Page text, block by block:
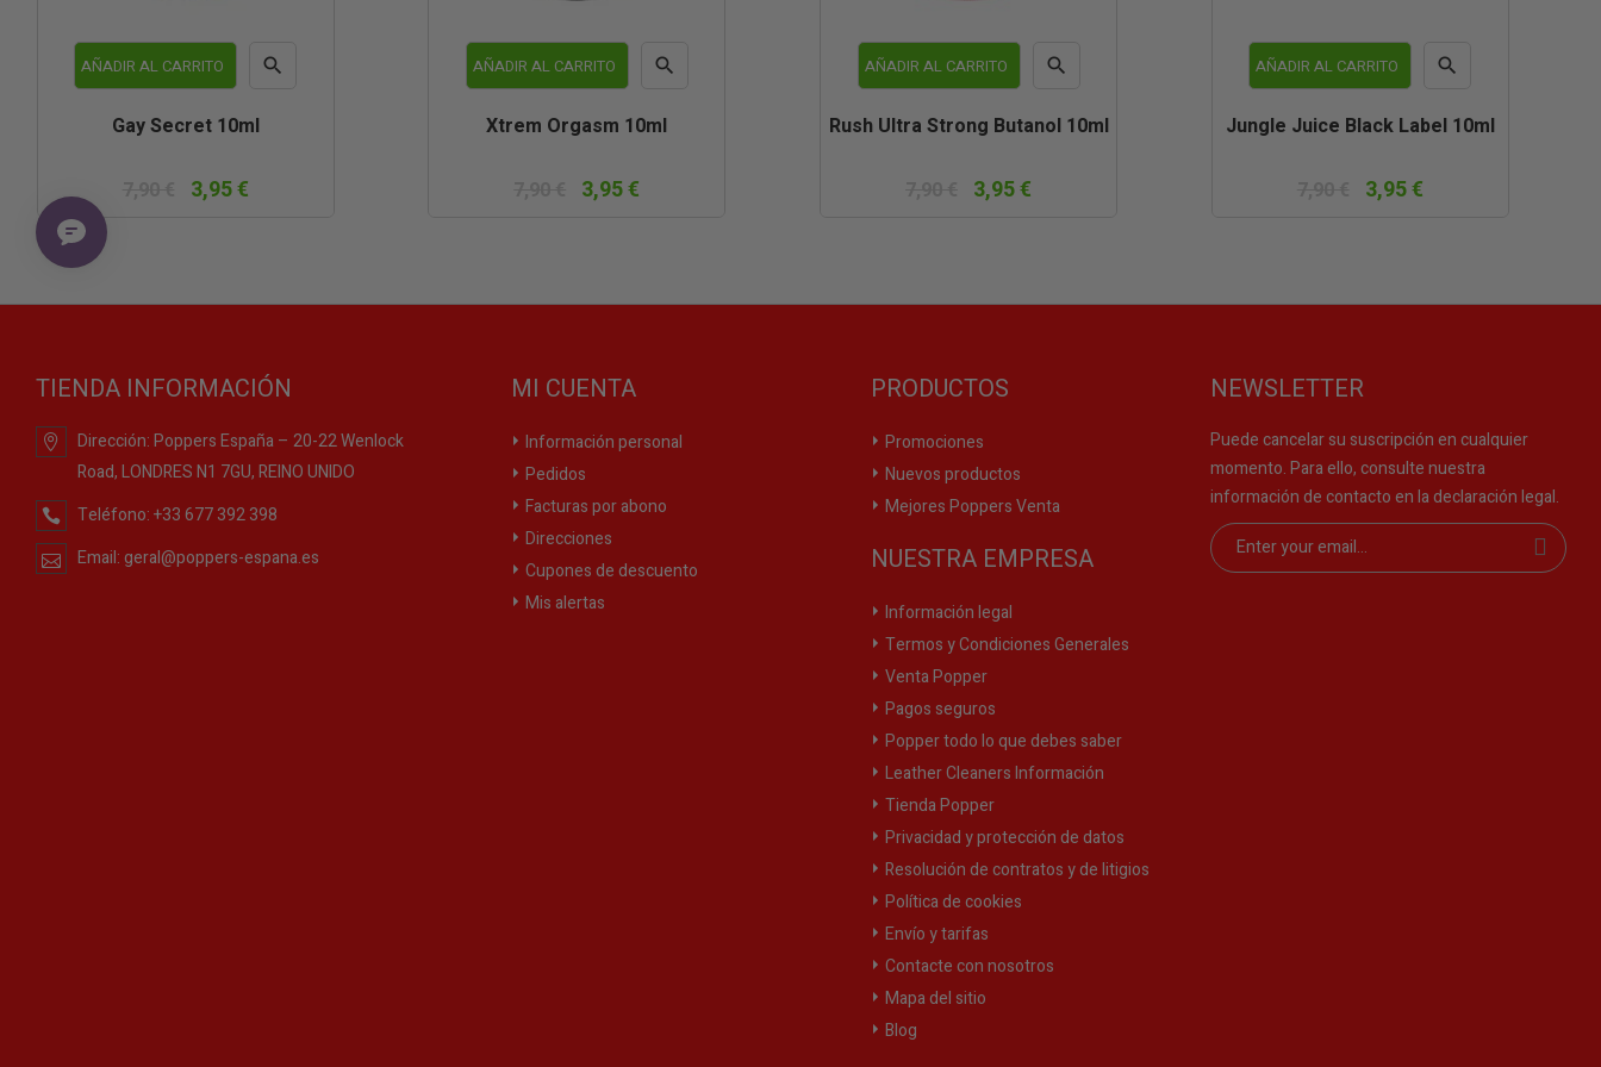
AÑADIR AL CARRITO 
Gay Secret 10ml
3,95 €
AÑADIR AL CARRITO 
Xtrem Orgasm 10ml
3,95 €
AÑADIR AL CARRITO 
Rush Ultra Strong Butanol 10ml
3,95 €
AÑADIR AL CARRITO 
Jungle Juice Black Label 10ml
3,95 €
TIENDA INFORMACIÓN
Dirección:Poppers España – 20-22 Wenlock
Road, LONDRES N1 7GU, REINO UNIDO
Teléfono:+33 677 392 398
Email: geral@poppers-espana.es
MI CUENTA
Información personal
Pedidos
Facturas por abono
Direcciones
Cupones de descuento
Mis alertas
PRODUCTOS
Promociones
Nuevos productos
Mejores Poppers Venta
NUESTRA EMPRESA
Información legal
Termos y Condiciones Generales
Venta Popper
Pagos seguros
Popper todo lo que debes saber
Leather Cleaners Información
Tienda Popper
Privacidad y protección de datos
Resolución de contratos y de litigios
Política de cookies
Envío y tarifas
Contacte con nosotros
Mapa del sitio
Blog
NEWSLETTER
Puede cancelar su suscripción en cualquier
momento. Para ello, consulte nuestra
información de contacto en la declaración legal.